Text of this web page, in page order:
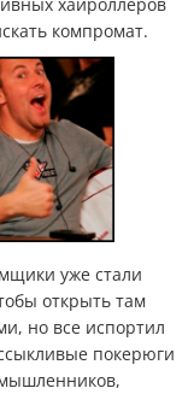
компромат.
уже стали
открыть там
но все испортил
покерюги